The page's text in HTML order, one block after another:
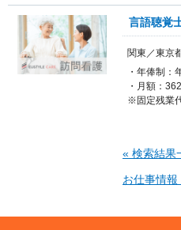
言語聴覚
関東／東京
・年俸制：
・月額：
※固定残業
« 検索結果
お仕事情